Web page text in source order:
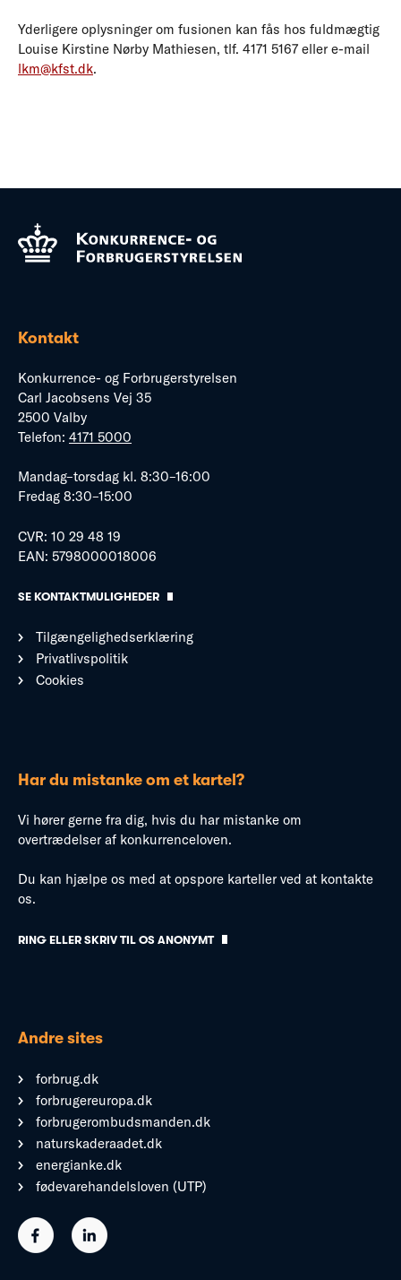
Yderligere oplysninger om fusionen kan fås hos fuldmægtig
Louise Kirstine Nørby Mathiesen, tlf. 4171 5167 eller e-mail
lkm@kfst.dk.
Kontakt
Konkurrence- og Forbrugerstyrelsen
Carl Jacobsens Vej 35
2500 Valby
Telefon: 4171 5000
Mandag–torsdag kl. 8:30–16:00
Fredag 8:30–15:00
CVR: 10 29 48 19
EAN: 5798000018006
SE KONTAKTMULIGHEDER
Tilgængelighedserklæring
Privatlivspolitik
Cookies
Har du mistanke om et kartel?
Vi hører gerne fra dig, hvis du har mistanke om
overtrædelser af konkurrenceloven.
Du kan hjælpe os med at opspore karteller ved at kontakte
os.
RING ELLER SKRIV TIL OS ANONYMT
Andre sites
forbrug.dk
forbrugereuropa.dk
forbrugerombudsmanden.dk
naturskaderaadet.dk
energianke.dk
fødevarehandelsloven (UTP)